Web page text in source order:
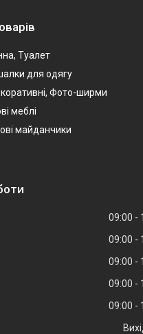
Туалет
для одягу
Фото-ширми
меблі
майданчики
09:00
09:00
09:00
09:00
09:00